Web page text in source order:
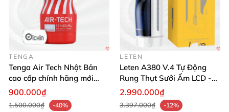
TENGA
Tenga Air Tech Nhật Bản
cao cấp chính hãng mới
seal giá tốt
900.000₫
1.500.000₫
-40%
LETEN
Leten A380 V.4 Tự Động
Rung Thụt Sưởi Ấm LCD -
Mua Ngay
2.990.000₫
3.397.000₫
-12%